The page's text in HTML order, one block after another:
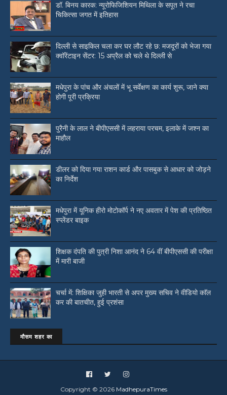
डॉ. बिनय कारक: न्यूरोफिजिशियन मिथिला के सपूत ने रचा
चिकित्सा जगत में इतिहास
दिल्ली से साइकिल चला कर घर लौट रहे छ: मजदूरों को भेजा गया
क्वॉरेंटाइन सेंटर: 15 अप्रैल को चले थे दिल्ली से
मधेपुरा के पांच और अंचलों में भू सर्वेक्षण का कार्य शुरू, जाने क्या
होगी पूरी प्रक्रिया
पुरैनी के लाल ने बीपीएससी में लहराया परचम, इलाके में जश्न का
माहौल
डीलर को दिया गया राशन कार्ड और पासबुक से आधार को जोड़ने
का निर्देश
मधेपुरा में यूनिक हीरो मोटोकॉर्प ने नए अवतार में पेश की प्रतिष्ठित
स्प्लेंडर बाइक
शिक्षक दंपति की पुत्री निशा आनंद ने 64 वीं बीपीएससी की परीक्षा
में मारी बाजी
चर्चा में: शिक्षिका जुही भारती से अपर मुख्य सचिव ने वीडियो काॅल
कर की बातचीत, हुई प्रशंसा
मौसम शहर का
Copyright © 2026 MadhepuraTimes